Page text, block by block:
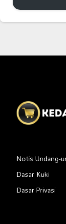
Notis Undang-
Dasar Kuki
Dasar Privasi